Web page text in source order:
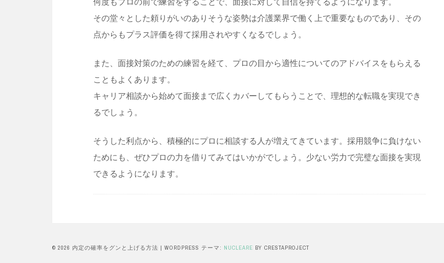
その堂々とした頼りがいのありそうな姿勢は介護業界で働く上で重要なものであり、その
点からもプラス評価を得て採用されやすくなるでしょう。
また、面接対策のための練習を経て、プロの目から適性についてのアドバイスをもらえる
こともよくあります。
キャリア相談から始めて面接まで広くカバーしてもらうことで、理想的な転職を実現でき
るでしょう。
そうした利点から、積極的にプロに相談する人が増えてきています。採用競争に負けない
ためにも、ぜひプロの力を借りてみてはいかがでしょう。少ない労力で完璧な面接を実現
できるようになります。
© 2026 内定の確率をグンと上げる方法 | WORDPRESS テーマ: NUCLEARE BY CRESTAPROJECT